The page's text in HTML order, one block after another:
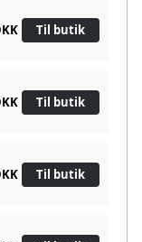
Til butik
Til butik
Til butik